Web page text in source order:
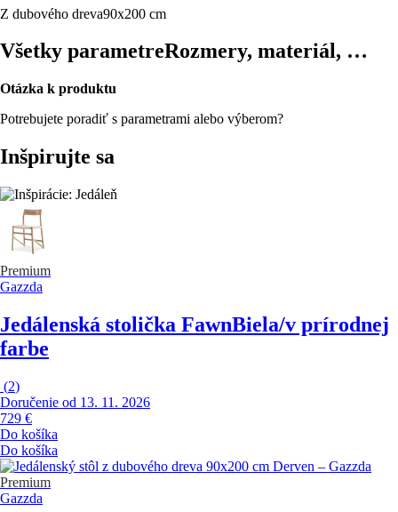
Z dubového dreva90x200 cm
Všetky parametreRozmery, materiál, …
Otázka k produktu
Potrebujete poradiť s parametrami alebo výberom?
Inšpirujte sa
Premium
Gazzda
Jedálenská stolička FawnBiela/v prírodnej
farbe
(2)
Doručenie od 13. 11. 2026
729 €
Do košíka
Do košíka
Premium
Gazzda